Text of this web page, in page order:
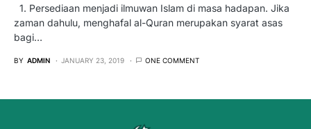
1. Persediaan menjadi ilmuwan Islam di masa hadapan. Jika
zaman dahulu, menghafal al-Quran merupakan syarat asas
bagi…
BY ADMIN JANUARY 23, 2019 ONE COMMENT